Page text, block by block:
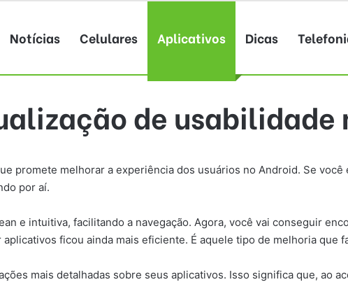
Notícias Celulares Aplicativos Dicas
de usabilidade
promete melhorar a experiência dos usuários no Android. Se
por aí.
e intuitiva, facilitando a navegação. Agora, você vai conseguir
ficou ainda mais eficiente. É aquele tipo de melhoria que
mais detalhadas sobre seus aplicativos. Isso significa que, ao